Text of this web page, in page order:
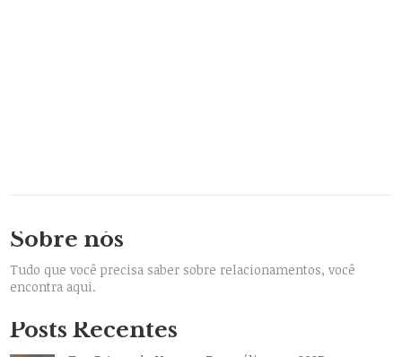
Sobre nós
Tudo que você precisa saber sobre relacionamentos, você
encontra aqui.
Posts Recentes